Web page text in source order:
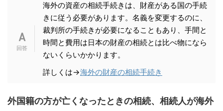
海外の資産の相続手続きは、財産がある国の手続
きに従う必要があります。名義を変更するのに、
裁判所の手続きが必要になることもあり、手間と
時間と費用は日本の財産の相続とは比べ物になら
ないくらいかかります。
詳しくは→海外の財産の相続手続き
外国籍の方が亡くなったときの相続、相続人が海外